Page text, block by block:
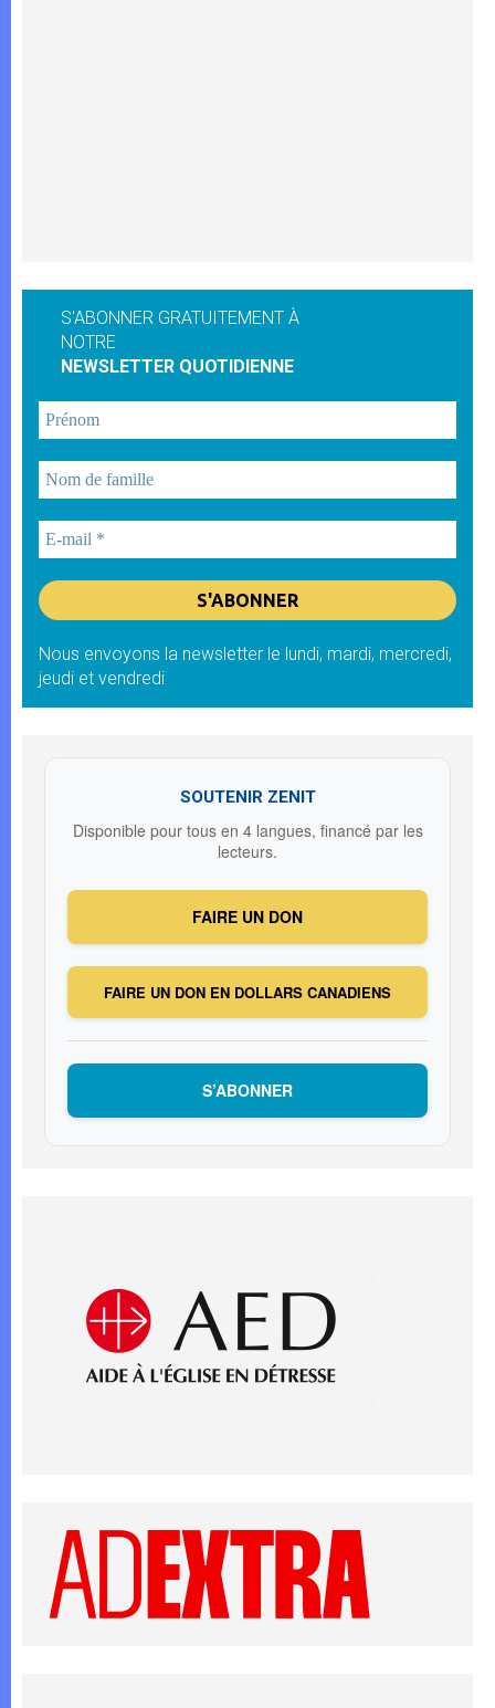
S'ABONNER GRATUITEMENT À
NOTRE
NEWSLETTER QUOTIDIENNE
Nous envoyons la newsletter le lundi, mardi, mercredi,
jeudi et vendredi
SOUTENIR ZENIT
Disponible pour tous en 4 langues, financé par les
lecteurs.
FAIRE UN DON
FAIRE UN DON EN DOLLARS CANADIENS
S’ABONNER